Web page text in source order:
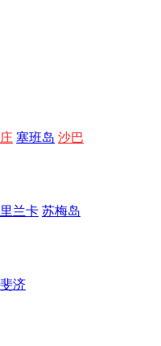
塞班岛 沙巴
兰卡 苏梅岛
斐济